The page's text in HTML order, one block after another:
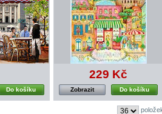
Do košíku
229 Kč
Do košíku
Zobrazit